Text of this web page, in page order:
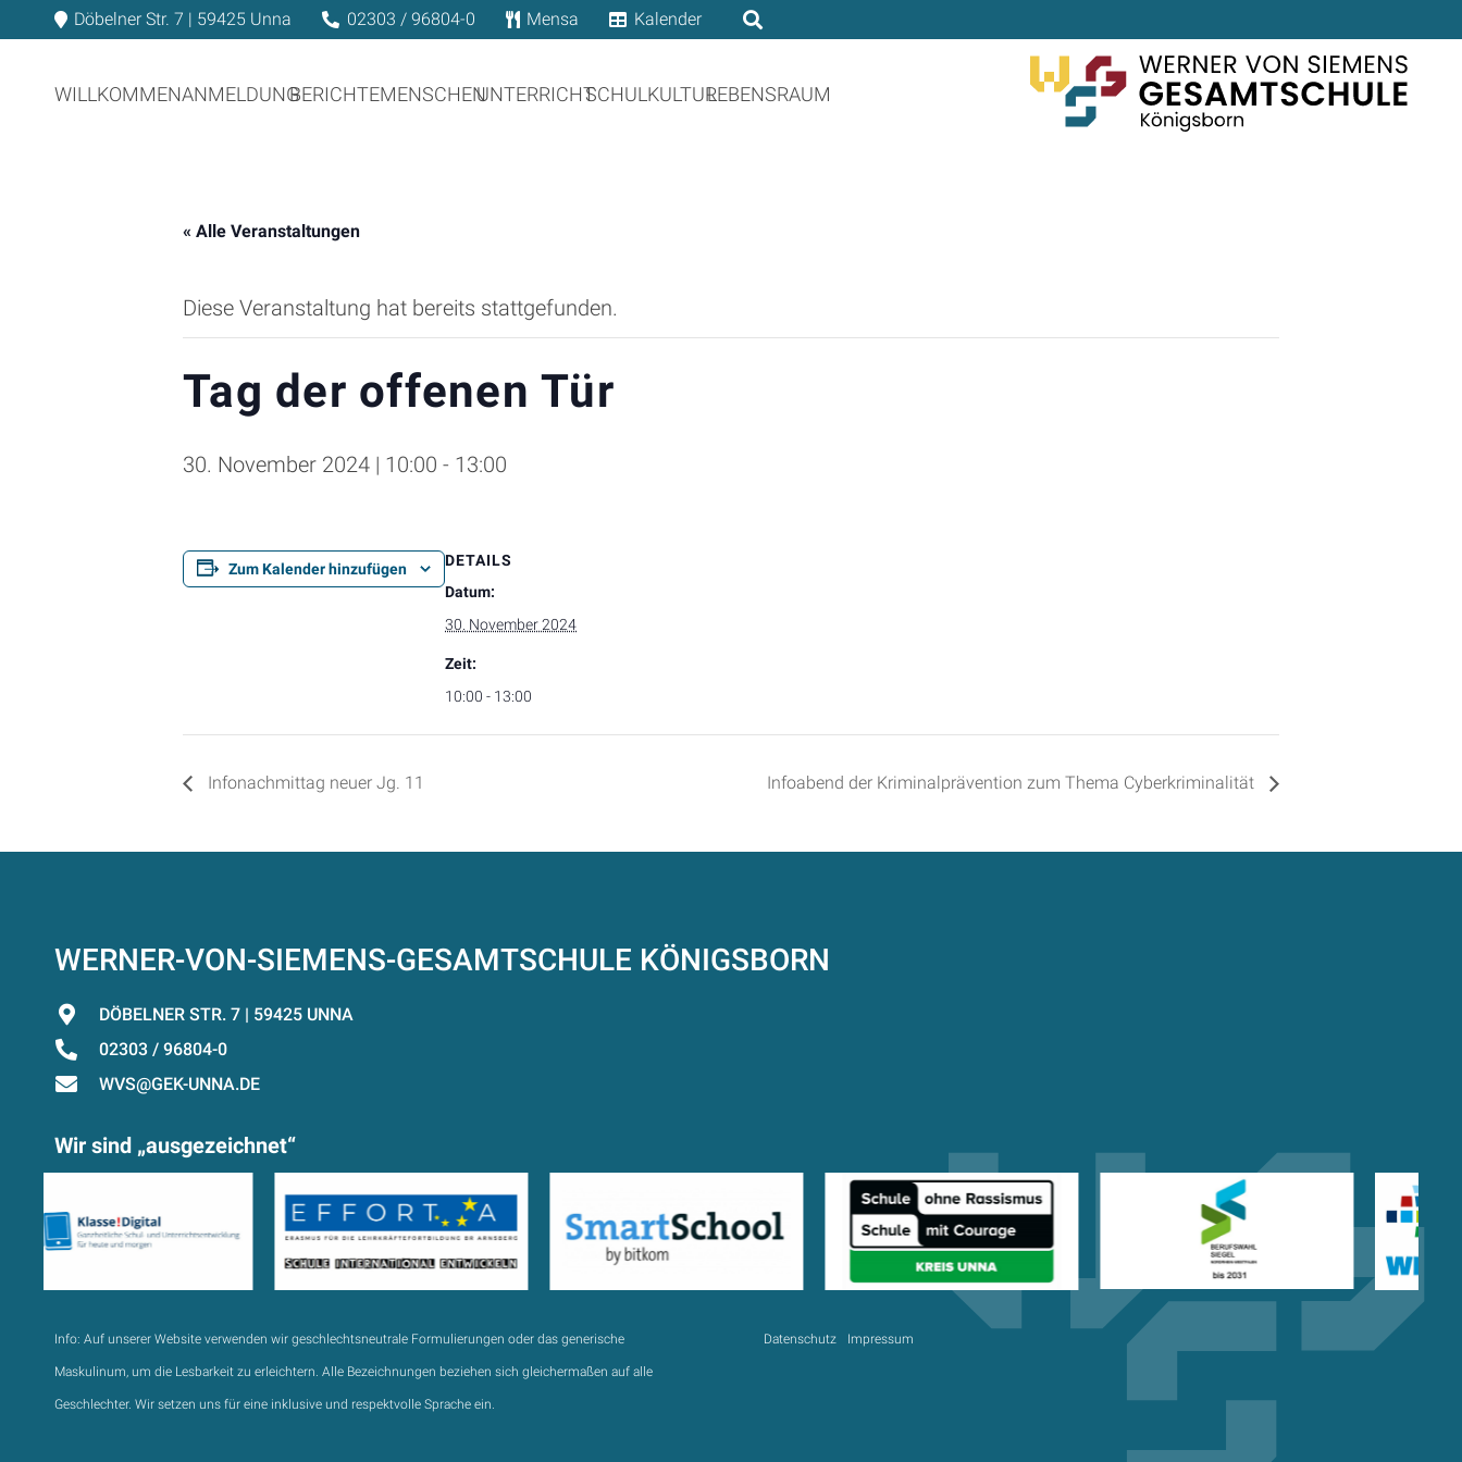
Döbelner Str. 7 | 59425 Unna 02303 / 96804-0 Mensa Kalender
WILLKOMMENANMELDUNGBERICHTEMENSCHENUNTERRICHTSCHULKULTURLEBENSRAUM
« Alle Veranstaltungen
Diese Veranstaltung hat bereits stattgefunden.
Tag der offenen Tür
30. November 2024 | 10:00 - 13:00
Zum Kalender hinzufügen
DETAILS
Datum:
30. November 2024
Zeit:
10:00 - 13:00
Infonachmittag neuer Jg. 11 Infoabend der Kriminalprävention zum Thema Cyberkriminalität
WERNER-VON-SIEMENS-GESAMTSCHULE KÖNIGSBORN
DÖBELNER STR. 7 | 59425 UNNA
02303 / 96804-0
WVS@GEK-UNNA.DE
Wir sind „ausgezeichnet“
Info: Auf unserer Website verwenden wir geschlechtsneutrale Formulierungen oder das generische
Maskulinum, um die Lesbarkeit zu erleichtern. Alle Bezeichnungen beziehen sich gleichermaßen auf alle
Geschlechter. Wir setzen uns für eine inklusive und respektvolle Sprache ein.
Datenschutz Impressum